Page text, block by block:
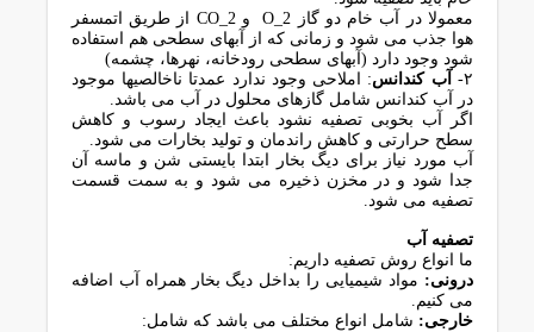
معمولا در آب خام دو گاز O_2 و CO_2 از طریق اتمسفر
هوا جذب می شود و زمانی که از آبهای سطحی هم استفاده
شود وجود دارد (آبهای سطحی رودخانه، نهرها، چشمه)
۲-
آب کندانس: املاحی وجود ندارد عمدتا ناخالصیها موجود
در آب کندانس شامل گازهای محلول در آب می باشد.
اگر آب بخوبی تصفیه نشود باعث ایجاد رسوب و کاهش
سطح حرارتی و کاهش راندمان و تولید بخارات می شود.
آب مورد نیاز برای دیگ بخار ابتدا بایستی شن و ماسه آن
جدا شود و در مخزن ذخیره می شود و به سمت قسمت
تصفیه می شود.
تصفیه آب
ما انواع روش تصفیه داریم:
درونی: مواد شیمیایی را بداخل دیگ بخار همراه آب اضافه
می کنیم.
خارجی: شامل انواع مختلف می باشد که شامل: